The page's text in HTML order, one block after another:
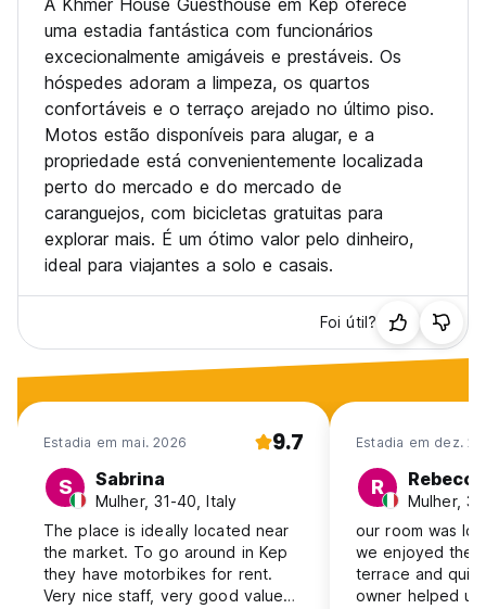
A Khmer House Guesthouse em Kep oferece
uma estadia fantástica com funcionários
excecionalmente amigáveis e prestáveis. Os
hóspedes adoram a limpeza, os quartos
confortáveis e o terraço arejado no último piso.
Motos estão disponíveis para alugar, e a
propriedade está convenientemente localizada
perto do mercado e do mercado de
caranguejos, com bicicletas gratuitas para
explorar mais. É um ótimo valor pelo dinheiro,
ideal para viajantes a solo e casais.
Foi útil?
Estadia em mai. 2026 9.7
S Sabrina
Mulher, 31-40, Italy
The place is ideally located near
the market. To go around in Kep
they have motorbikes for rent.
Very nice staff, very good value
Estadia em dez.
R Rebecca
Mulher,
our room was
we enjoyed the
terrace and
owner helped